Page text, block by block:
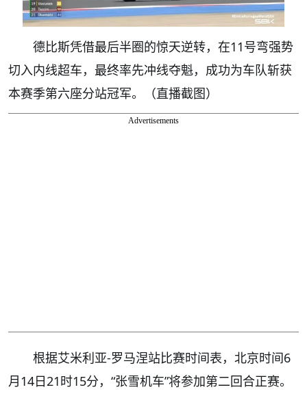
德比斯凭借最后半圈的惊天逆转，在11号弯强势
切入内线超车，最终率先冲线夺魁，成功为车队斩获
本赛季第六座分站冠军。（直播截图）
Advertisements
根据艾米利亚-罗马涅站比赛时间表，北京时间6
月14日21时15分，“张雪机车”将参加第二回合正赛。